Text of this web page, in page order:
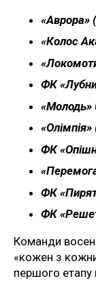
«Аврора»
«Колос
ФК
«Молодь»
ФК
ФК
ФК
Команди
«кожен з
першого етапу